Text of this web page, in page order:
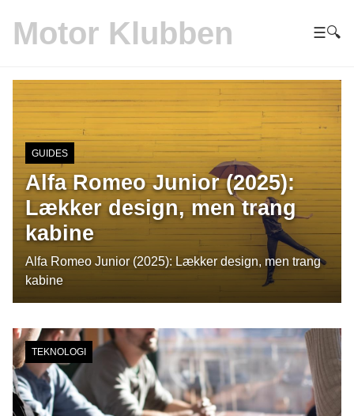
Motor Klubben ☰🔍
GUIDES
Alfa Romeo Junior (2025):
Lækker design, men trang
kabine
Alfa Romeo Junior (2025): Lækker design, men trang
kabine
TEKNOLOGI